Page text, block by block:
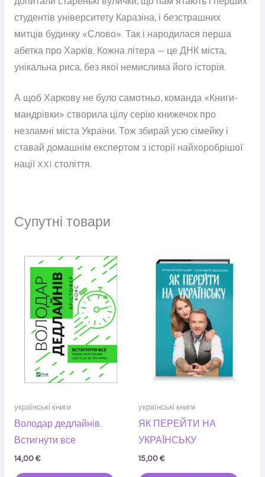
студентів університету Каразіна, і безстрашних
митців будинку «Слово». Так і народилася перша
абетка про Харків. Кожна літера — це ДНК міста,
унікальна риса, без якої немислима його історія.
А щоб Харкову не було самотньо, команда «Книги-
мандрівки» створила цілу серію книжечок про
незламні міста України. Тож збирай усю сімейку і
ставай домашнім експертом з історії найхоробрішої
нації XXI століття.
Супутні товари
українські книги
Володар дедлайнів.
Встигнути все
14,00€
українські книги
ЯК ПЕРЕЙТИ НА
УКРАЇНСЬКУ
15,00€